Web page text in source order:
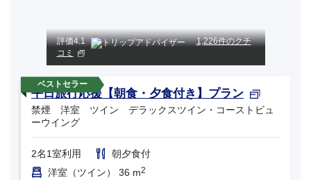
評価4.1
1,226件のクチ
コミ
平日旅行応援【朝食・夕食付き】プラン
禁煙 洋室 ツイン デラックスツイン・コーストビュ
ーウイング
2名1室利用
朝夕食付
洋室（ツイン） 36 m2